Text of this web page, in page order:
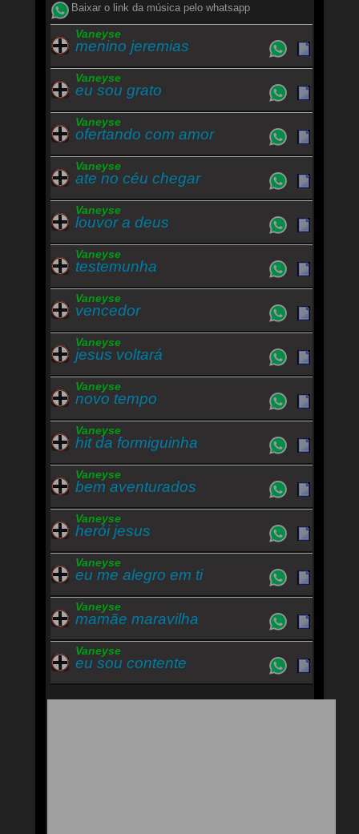
Baixar o link da música pelo whatsapp
Vaneyse
menino jeremias
Vaneyse
eu sou grato
Vaneyse
ofertando com amor
Vaneyse
ate no céu chegar
Vaneyse
louvor a deus
Vaneyse
testemunha
Vaneyse
vencedor
Vaneyse
jesus voltará
Vaneyse
novo tempo
Vaneyse
hit da formiguinha
Vaneyse
bem aventurados
Vaneyse
herói jesus
Vaneyse
eu me alegro em ti
Vaneyse
mamãe maravilha
Vaneyse
eu sou contente